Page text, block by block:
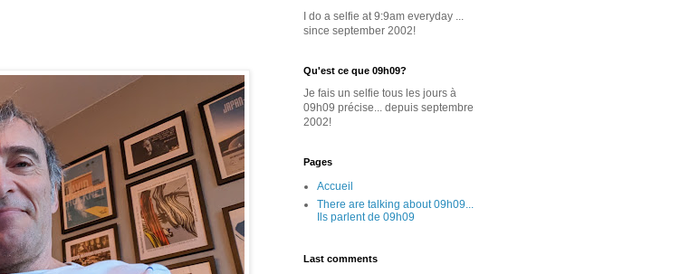
I do a selfie at 9:9am everyday ...
since september 2002!
Qu'est ce que 09h09?
Je fais un selfie tous les jours à
09h09 précise... depuis septembre
2002!
Pages
Accueil
There are talking about 09h09...
Ils parlent de 09h09
Last comments